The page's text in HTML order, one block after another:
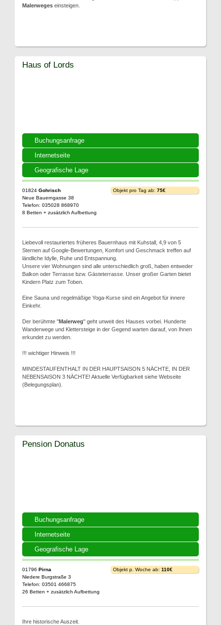
Malerweges einsteigen.
Buchungsanfrage
Internetseite
Geografische Lage
Haus of Lords
01824 Gohrisch
Neue Bauerngasse 38
Telefon: 035028 868970
8 Betten + zusätzlich Aufbettung
Objekt pro Tag ab: 75€
Liebevoll restauriertes früheres Bauernhaus mit Kuhstall, 4,9 von 5
Sternen auf Google-Bewertungen, Komfort und Geschmack treffen auf
ländliche Idylle, Ruhe und Entspannung.
Unsere vier Wohnungen sind alle unterschiedlich groß, haben entweder
Balkon oder Terrasse bzw. Gästeterrasse. Unser großer Garten bietet
Kindern Platz zum Toben.
Eine Sauna und regelmäßige Yoga-Kurse sind ein Angebot für innere
Einkehr.
Der berühmte "Malerweg" geht unweit des Hauses vorbei. Hunderte
Wanderwege und Klettersteige in der Gegend warten darauf, von Ihnen
erkundet zu werden.
!!! wichtiger Hinweis !!!
MINDESTAUFENTHALT IN DER HAUPTSAISON 5 NÄCHTE, IN DER
NEBENSAISON 3 NÄCHTE! Aktuelle Verfügbarkeit siehe Webseite
(Belegungsplan).
Buchungsanfrage
Internetseite
Geografische Lage
Pension Donatus
01796 Pirna
Niedere Burgstraße 3
Telefon: 03501 466875
26 Betten + zusätzlich Aufbettung
Objekt p. Woche ab: 110€
Ihre historische Auszeit.